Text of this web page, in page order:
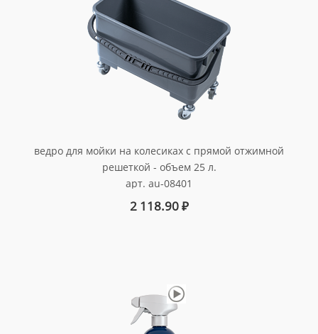
ведро для мойки на колесиках с прямой отжимной
решеткой - объем 25 л.
арт. au-08401
2 118.90₽